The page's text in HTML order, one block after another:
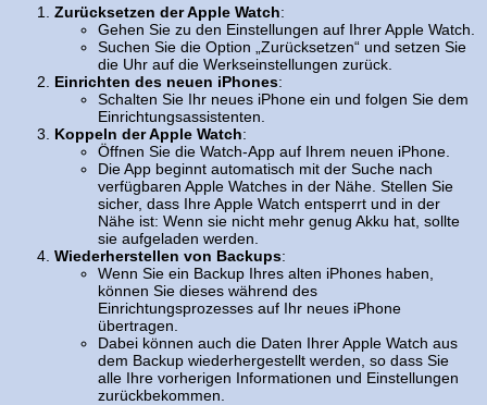
Zurücksetzen der Apple Watch:
Gehen Sie zu den Einstellungen auf Ihrer Apple Watch.
Suchen Sie die Option „Zurücksetzen“ und setzen Sie
die Uhr auf die Werkseinstellungen zurück.
Einrichten des neuen iPhones:
Schalten Sie Ihr neues iPhone ein und folgen Sie dem
Einrichtungsassistenten.
Koppeln der Apple Watch:
Öffnen Sie die Watch-App auf Ihrem neuen iPhone.
Die App beginnt automatisch mit der Suche nach
verfügbaren Apple Watches in der Nähe. Stellen Sie
sicher, dass Ihre Apple Watch entsperrt und in der
Nähe ist: Wenn sie nicht mehr genug Akku hat, sollte
sie aufgeladen werden.
Wiederherstellen von Backups:
Wenn Sie ein Backup Ihres alten iPhones haben,
können Sie dieses während des
Einrichtungsprozesses auf Ihr neues iPhone
übertragen.
Dabei können auch die Daten Ihrer Apple Watch aus
dem Backup wiederhergestellt werden, so dass Sie
alle Ihre vorherigen Informationen und Einstellungen
zurückbekommen.